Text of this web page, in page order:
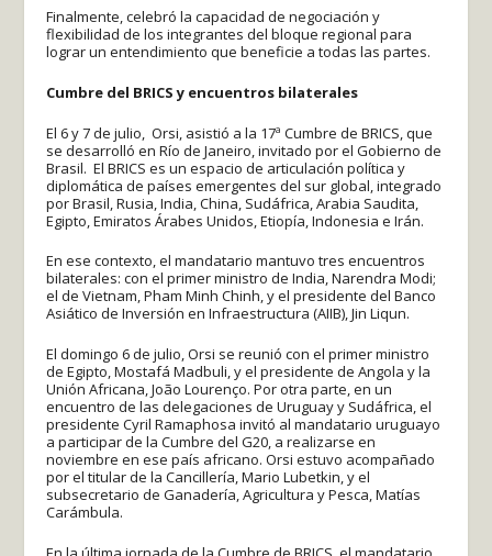
Finalmente, celebró la capacidad de negociación y
flexibilidad de los integrantes del bloque regional para
lograr un entendimiento que beneficie a todas las partes.
Cumbre del BRICS y encuentros bilaterales
El 6 y 7 de julio, Orsi, asistió a la 17ª Cumbre de BRICS, que
se desarrolló en Río de Janeiro, invitado por el Gobierno de
Brasil. El BRICS es un espacio de articulación política y
diplomática de países emergentes del sur global, integrado
por Brasil, Rusia, India, China, Sudáfrica, Arabia Saudita,
Egipto, Emiratos Árabes Unidos, Etiopía, Indonesia e Irán.
En ese contexto, el mandatario mantuvo tres encuentros
bilaterales: con el primer ministro de India, Narendra Modi;
el de Vietnam, Pham Minh Chinh, y el presidente del Banco
Asiático de Inversión en Infraestructura (AIIB), Jin Liqun.
El domingo 6 de julio, Orsi se reunió con el primer ministro
de Egipto, Mostafá Madbuli, y el presidente de Angola y la
Unión Africana, João Lourenço. Por otra parte, en un
encuentro de las delegaciones de Uruguay y Sudáfrica, el
presidente Cyril Ramaphosa invitó al mandatario uruguayo
a participar de la Cumbre del G20, a realizarse en
noviembre en ese país africano. Orsi estuvo acompañado
por el titular de la Cancillería, Mario Lubetkin, y el
subsecretario de Ganadería, Agricultura y Pesca, Matías
Carámbula.